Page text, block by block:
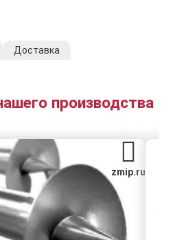
Доставка
производства
zmip.ru